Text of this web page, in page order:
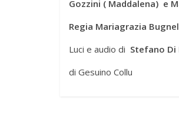
Gozzini ( Maddalena) e
Regia Mariagrazia
Luci e audio di Stefano Di
di Gesuino Collu